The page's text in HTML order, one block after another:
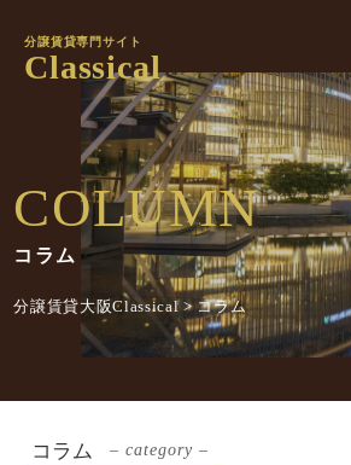
分譲賃貸専門サイト
Classical
COLUMN
コラム
分譲賃貸大阪Classical>コラム
コラム – category –